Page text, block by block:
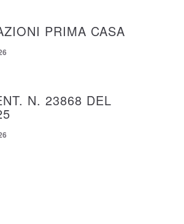
PRIMA CASA
N. 23868 DEL